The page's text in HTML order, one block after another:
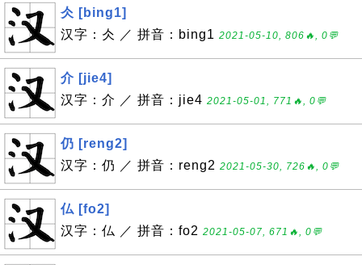
仌 [bing1]
汉字：仌 ／ 拼音：bing1 2021-05-10, 806🔥, 0💬
介 [jie4]
汉字：介 ／ 拼音：jie4 2021-05-01, 771🔥, 0💬
仍 [reng2]
汉字：仍 ／ 拼音：reng2 2021-05-30, 726🔥, 0💬
仏 [fo2]
汉字：仏 ／ 拼音：fo2 2021-05-07, 671🔥, 0💬